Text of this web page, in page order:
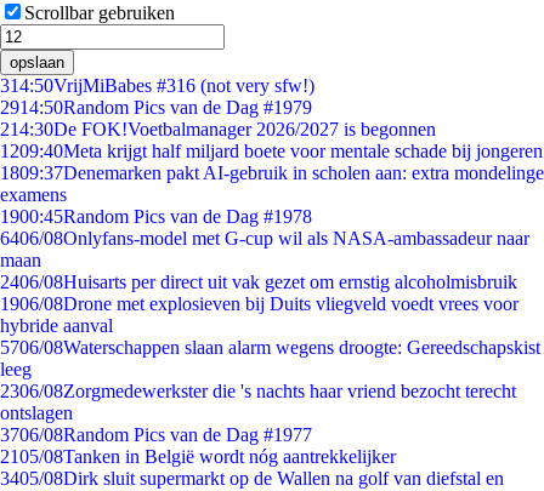
Scrollbar gebruiken
opslaan
314:50VrijMiBabes #316 (not very sfw!)
2914:50Random Pics van de Dag #1979
214:30De FOK!Voetbalmanager 2026/2027 is begonnen
1209:40Meta krijgt half miljard boete voor mentale schade bij jongeren
1809:37Denemarken pakt AI-gebruik in scholen aan: extra mondelinge
examens
1900:45Random Pics van de Dag #1978
6406/08Onlyfans-model met G-cup wil als NASA-ambassadeur naar
maan
2406/08Huisarts per direct uit vak gezet om ernstig alcoholmisbruik
1906/08Drone met explosieven bij Duits vliegveld voedt vrees voor
hybride aanval
5706/08Waterschappen slaan alarm wegens droogte: Gereedschapskist
leeg
2306/08Zorgmedewerkster die 's nachts haar vriend bezocht terecht
ontslagen
3706/08Random Pics van de Dag #1977
2105/08Tanken in België wordt nóg aantrekkelijker
3405/08Dirk sluit supermarkt op de Wallen na golf van diefstal en